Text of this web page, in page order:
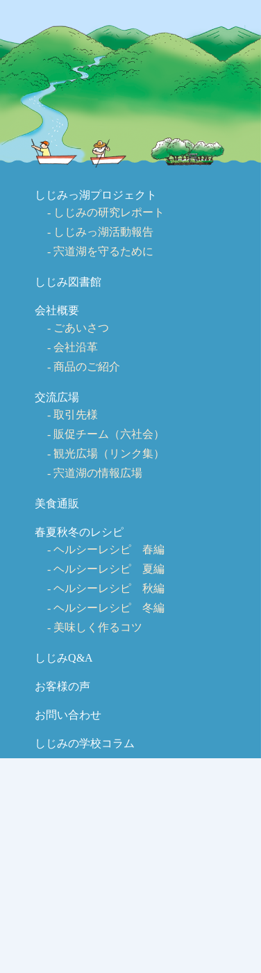
しじみっ湖プロジェクト
しじみの研究レポート
しじみっ湖活動報告
宍道湖を守るために
しじみ図書館
会社概要
ごあいさつ
会社沿革
商品のご紹介
交流広場
取引先様
販促チーム（六社会）
観光広場（リンク集）
宍道湖の情報広場
美食通販
春夏秋冬のレシピ
ヘルシーレシピ 春編
ヘルシーレシピ 夏編
ヘルシーレシピ 秋編
ヘルシーレシピ 冬編
美味しく作るコツ
しじみQ&A
お客様の声
お問い合わせ
しじみの学校コラム